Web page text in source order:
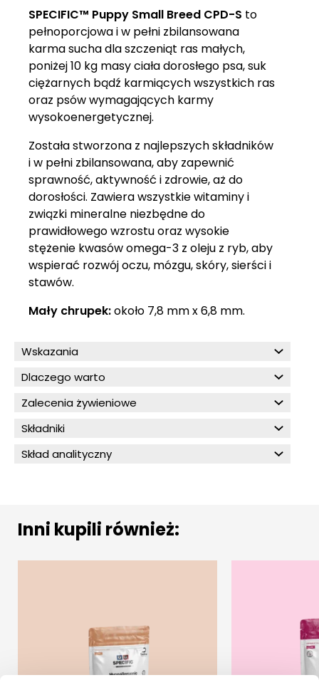
SPECIFIC™ Puppy Small Breed CPD-S to
pełnoporcjowa i w pełni zbilansowana
karma sucha dla szczeniąt ras małych,
poniżej 10 kg masy ciała dorosłego psa, suk
ciężarnych bądź karmiących wszystkich ras
oraz psów wymagających karmy
wysokoenergetycznej.
Została stworzona z najlepszych składników
i w pełni zbilansowana, aby zapewnić
sprawność, aktywność i zdrowie, aż do
dorosłości. Zawiera wszystkie witaminy i
związki mineralne niezbędne do
prawidłowego wzrostu oraz wysokie
stężenie kwasów omega-3 z oleju z ryb, aby
wspierać rozwój oczu, mózgu, skóry, sierści i
stawów.
Mały chrupek:około 7,8 mm x 6,8 mm.
Wskazania
Dlaczego warto
Zalecenia żywieniowe
Składniki
Skład analityczny
Inni kupili również: